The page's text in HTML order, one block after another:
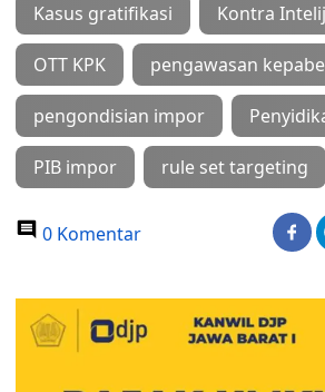
Kasus gratifikasi Kontra
OTT KPK pengawasan
pengondisian impor
PIB impor rule set targeting
0 Komentar